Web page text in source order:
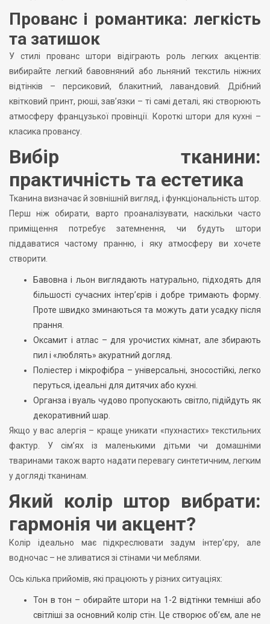
Прованс і романтика: легкість
та затишок
У стилі прованс штори відіграють роль легких акцентів:
вибирайте легкий бавовняний або льняний текстиль ніжних
відтінків – персиковий, блакитний, лавандовий. Дрібний
квітковий принт, рюші, зав’язки – ті самі деталі, які створюють
атмосферу французької провінції. Короткі штори для кухні –
класика провансу.
Вибір тканини:
практичність та естетика
Тканина визначає й зовнішній вигляд, і функціональність штор.
Перш ніж обирати, варто проаналізувати, наскільки часто
приміщення потребує затемнення, чи будуть штори
піддаватися частому пранню, і яку атмосферу ви хочете
створити.
Бавовна і льон виглядають натурально, підходять для
більшості сучасних інтер’єрів і добре тримають форму.
Проте швидко зминаються та можуть дати усадку після
прання.
Оксамит і атлас – для урочистих кімнат, але збирають
пил і «люблять» акуратний догляд.
Поліестер і мікрофібра – універсальні, зносостійкі, легко
перуться, ідеальні для дитячих або кухні.
Органза і вуаль чудово пропускають світло, підійдуть як
декоративний шар.
Якщо у вас алергія – краще уникати «пухнастих» текстильних
фактур. У сім’ях із маленькими дітьми чи домашніми
тваринами також варто надати перевагу синтетичним, легким
у догляді тканинам.
Який колір штор вибрати:
гармонія чи акцент?
Колір ідеально має підкреслювати задум інтер’єру, але
водночас – не зливатися зі стінами чи меблями.
Ось кілька прийомів, які працюють у різних ситуаціях:
Тон в тон – обирайте штори на 1-2 відтінки темніші або
світліші за основний колір стін. Це створює об’єм, але не